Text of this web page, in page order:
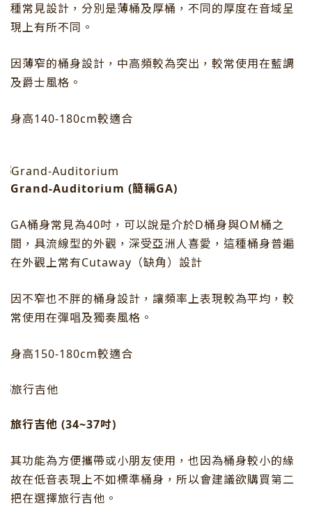
種常見設計，分別是薄桶及厚桶，不同的厚度在音域呈
現上有所不同。
因薄窄的桶身設計，中高頻較為突出，較常使用在藍調
及爵士風格。
身高140-180cm較適合
Grand-Auditorium (簡稱GA)
GA桶身常見為40吋，可以說是介於D桶身與OM桶之
間， 具流線型的外觀，深受亞洲人喜愛，這種桶身普遍
在外觀上常有Cutaway（缺角）設計
因不窄也不胖的桶身設計，讓頻率上表現較為平均，較
常使用在彈唱及獨奏風格。
身高150-180cm較適合
旅行吉他 (34~37吋)
其功能為方便攜帶或小朋友使用，也因為桶身較小的緣
故在低音表現上不如標準桶身，所以會建議欲購買第二
把在選擇旅行吉他。